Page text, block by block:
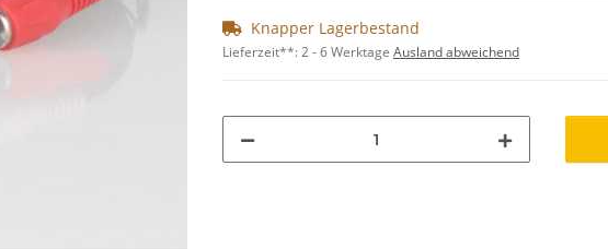
Knapper Lagerbestand
Lieferzeit**:2 - 6 Werktage Ausland abweichend